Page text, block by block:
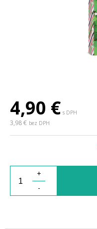
4,90 € s DPH
3,98 € bez DPH
+
-